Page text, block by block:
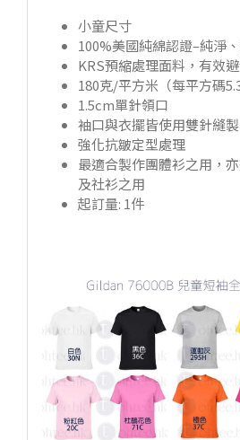
小童尺寸
100%美國純綿認證–純淨
KRS預縮處理面料，有效
180克/平方米（每平方碼5.3
1.5cm單針領口
袖口與衣擺皆使用雙針縫
強化抗皺定型處理
最適合製作團體衫之用，
及社衫之用
起訂量: 1件